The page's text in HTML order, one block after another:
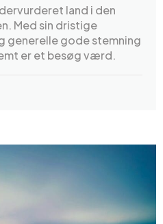
land i den
Med sin dristige
generelle gode stemning
er et besøg værd.